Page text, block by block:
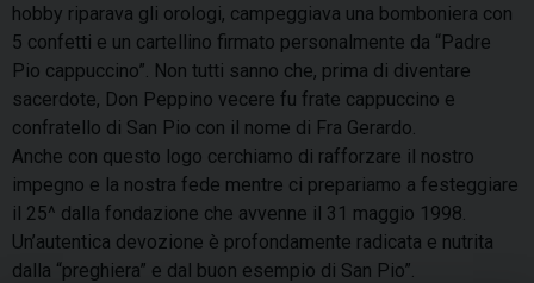
hobby riparava gli orologi, campeggiava una bomboniera con
5 confetti e un cartellino firmato personalmente da “Padre
Pio cappuccino”. Non tutti sanno che, prima di diventare
sacerdote, Don Peppino vecere fu frate cappuccino e
confratello di San Pio con il nome di Fra Gerardo.
Anche con questo logo cerchiamo di rafforzare il nostro
impegno e la nostra fede mentre ci prepariamo a festeggiare
il 25^ dalla fondazione che avvenne il 31 maggio 1998.
Un’autentica devozione è profondamente radicata e nutrita
dalla “preghiera” e dal buon esempio di San Pio”.